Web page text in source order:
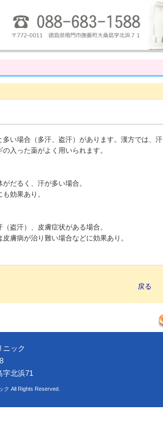
い場合（多汗、盗汗）があります。漢方では、汗
入った薬がよく用いられます。
だるく、汗が多い場合。
効果あり。
盗汗）、皮膚症状がある場合。
膚病が治り難い場合などに効果あり。
戻る
ニック
字北浜71
ク All Rights Reserved.